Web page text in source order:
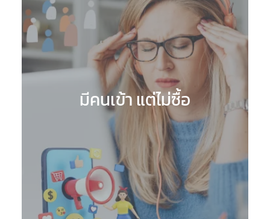
มีคนเข้า แต่ไม่ซื้อ